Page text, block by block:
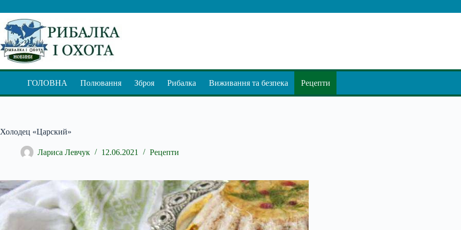
до
вмісту
ГОЛОВНА Полювання Зброя Рибалка Виживання та безпека Рецепти
Холодец «Царский»
Лариса Левчук 12.06.2021 Рецепти